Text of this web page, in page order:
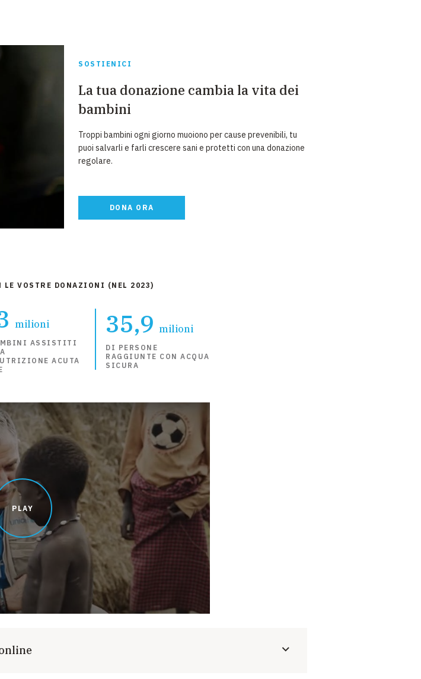
SOSTIENICI
La tua donazione cambia la vita dei
bambini
Troppi bambini ogni giorno muoiono per cause prevenibili, tu
puoi salvarli e farli crescere sani e protetti con una donazione
regolare.
DONA ORA
VOSTRE DONAZIONI (NEL 2023)
milioni
ASSISTITI
ACUTA
35,9 milioni
DI PERSONE
RAGGIUNTE CON ACQUA
SICURA
PLAY